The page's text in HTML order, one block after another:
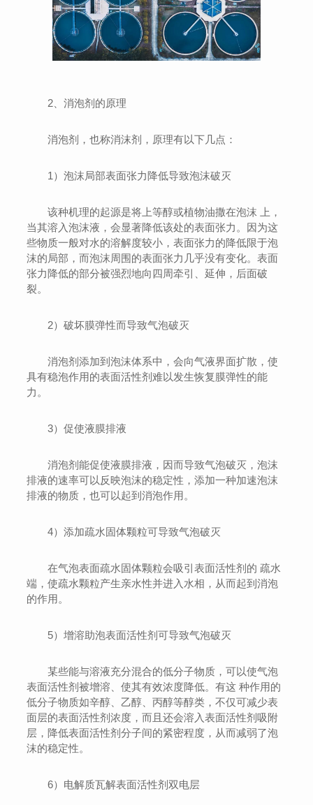
2、消泡剂的原理
消泡剂，也称消沫剂，原理有以下几点：
1）泡沫局部表面张力降低导致泡沫破灭
该种机理的起源是将上等醇或植物油撒在泡沫 上，
当其溶入泡沫液，会显著降低该处的表面张力。因为这
些物质一般对水的溶解度较小，表面张力的降低限于泡
沫的局部，而泡沫周围的表面张力几乎没有变化。表面
张力降低的部分被强烈地向四周牵引、延伸，后面破
裂。
2）破坏膜弹性而导致气泡破灭
消泡剂添加到泡沫体系中，会向气液界面扩散，使
具有稳泡作用的表面活性剂难以发生恢复膜弹性的能
力。
3）促使液膜排液
消泡剂能促使液膜排液，因而导致气泡破灭，泡沫
排液的速率可以反映泡沫的稳定性，添加一种加速泡沫
排液的物质，也可以起到消泡作用。
4）添加疏水固体颗粒可导致气泡破灭
在气泡表面疏水固体颗粒会吸引表面活性剂的 疏水
端，使疏水颗粒产生亲水性并进入水相，从而起到消泡
的作用。
5）增溶助泡表面活性剂可导致气泡破灭
某些能与溶液充分混合的低分子物质，可以使气泡
表面活性剂被增溶、使其有效浓度降低。有这 种作用的
低分子物质如辛醇、乙醇、丙醇等醇类，不仅可减少表
面层的表面活性剂浓度，而且还会溶入表面活性剂吸附
层，降低表面活性剂分子间的紧密程度，从而减弱了泡
沫的稳定性。
6）电解质瓦解表面活性剂双电层